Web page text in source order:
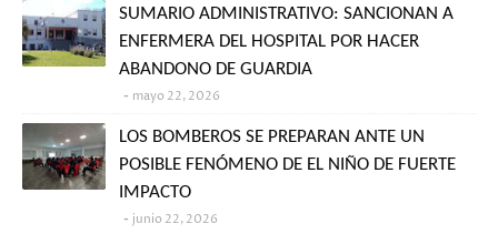
SUMARIO ADMINISTRATIVO: SANCIONAN A
ENFERMERA DEL HOSPITAL POR HACER
ABANDONO DE GUARDIA
mayo 22, 2026
LOS BOMBEROS SE PREPARAN ANTE UN
POSIBLE FENÓMENO DE EL NIÑO DE FUERTE
IMPACTO
junio 22, 2026